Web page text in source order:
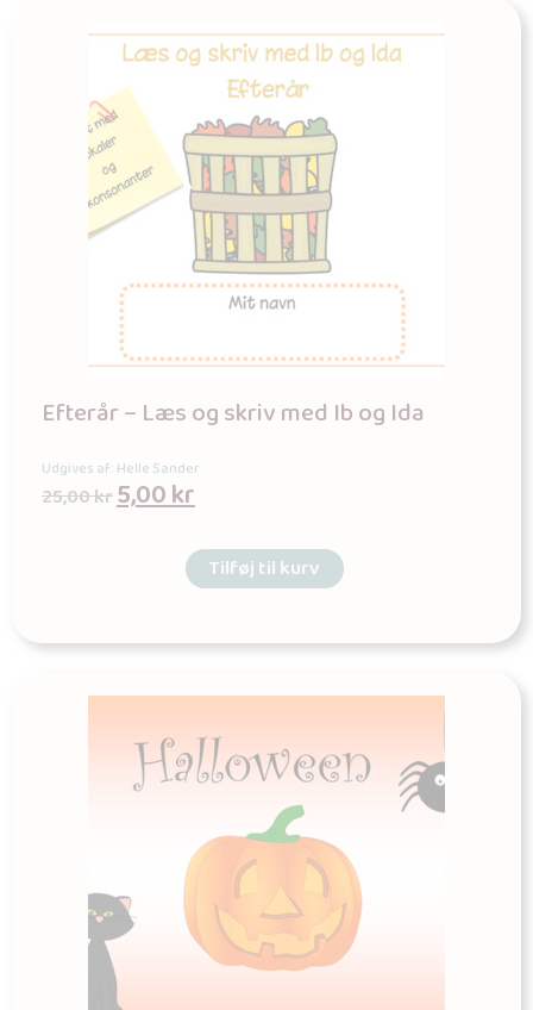
Efterår – Læs og skriv med Ib og Ida
Udgives af: Helle Sander
25,00kr5,00kr
Tilføj til kurv